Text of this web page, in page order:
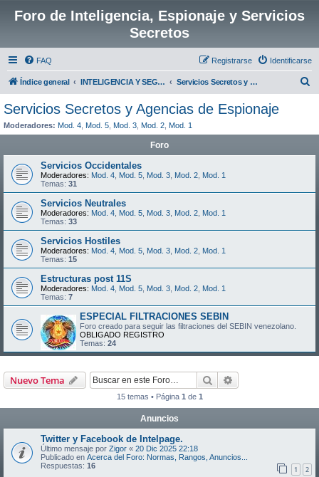
Foro de Inteligencia, Espionaje y Servicios
Secretos
FAQ Identificarse
Registrarse
Índice general INTELIGENCIA Y SEGURIDAD GLOBAL: Servicios Secretos y Agencias de Espionaje
Servicios Secretos y Agencias de Espionaje
Moderadores: Mod. 4 Mod. 5 Mod. 3 Mod. 2 Mod. 1
Foro
Servicios Occidentales
Moderadores: Mod. 4 Mod. 5 Mod. 3 Mod. 2 Mod. 1
Temas: 31
Servicios Neutrales
Moderadores: Mod. 4 Mod. 5 Mod. 3 Mod. 2 Mod. 1
Temas: 33
Servicios Hostiles
Moderadores: Mod. 4 Mod. 5 Mod. 3 Mod. 2 Mod. 1
Temas: 15
Estructuras post 11S
Moderadores: Mod. 4 Mod. 5 Mod. 3 Mod. 2 Mod. 1
Temas: 7
ESPECIAL FILTRACIONES SEBIN
Foro creado para seguir las filtraciones del SEBIN venezolano.
OBLIGADO REGISTRO
Temas: 24
Nuevo Tema Buscar
15 temas • Página 1 de 1
Anuncios
Twitter y Facebook de Intelpage.
Último mensaje por Zigor « 20 Dic 2025 22:18
Publicado en Acerca del Foro: Normas, Rangos, Anuncios...
Respuestas: 16 1 2